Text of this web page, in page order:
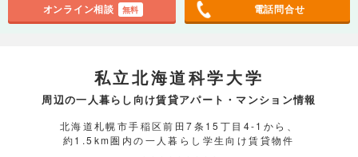
オンライン相談 無料 電話問合せ
私立北海道科学大学
周辺の一人暮らし向け賃貸アパート・マンション情報
北海道札幌市手稲区前田7条15丁目4-1から、
約1.5km圏内の一人暮らし学生向け賃貸物件